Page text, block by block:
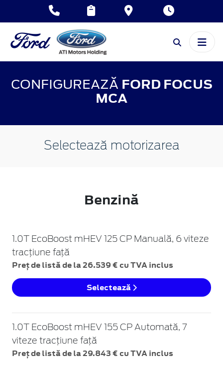
CONFIGUREAZĂ FORD FOCUS
MCA
Selectează motorizarea
Benzină
1.0T EcoBoost mHEV 125 CP Manuală, 6 viteze
tracțiune față
Preț de listă de la 26.539 € cu TVA inclus
Selectează
1.0T EcoBoost mHEV 155 CP Automată, 7
viteze tracțiune față
Preț de listă de la 29.843 € cu TVA inclus